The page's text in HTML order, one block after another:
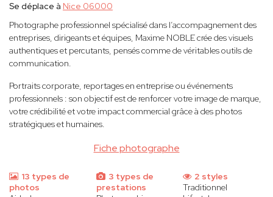
Fiche photographe
Se déplace à Nice 06000
Photographe professionnel spécialisé dans l’accompagnement des
entreprises, dirigeants et équipes, Maxime NOBLE crée des visuels
authentiques et percutants, pensés comme de véritables outils de
communication.
Portraits corporate, reportages en entreprise ou événements
professionnels : son objectif est de renforcer votre image de marque,
votre crédibilité et votre impact commercial grâce à des photos
stratégiques et humaines.
13 types de
photos
3 types de
prestations
2 styles
Traditionnel